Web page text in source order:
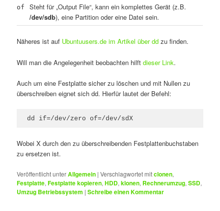
of
Steht für „Output File“, kann ein komplettes Gerät (z.B.
/dev/sdb), eine Partition oder eine Datei sein.
Näheres ist auf Ubuntuusers.de im Artikel über dd zu finden.
Will man die Angelegenheit beobachten hilftdieser Link.
Auch um eine Festplatte sicher zu löschen und mit Nullen zu
überschreiben eignet sich dd. Hierfür lautet der Befehl:
dd if=/dev/zero of=/dev/sdX
Wobei X durch den zu überschreibenden Festplattenbuchstaben
zu ersetzen ist.
Veröffentlicht unterAllgemein |Verschlagwortet mitclonen,
Festplatte,Festplatte kopieren,HDD,klonen, Rechnerumzug,SSD,
Umzug Betriebssystem |Schreibe einen Kommentar